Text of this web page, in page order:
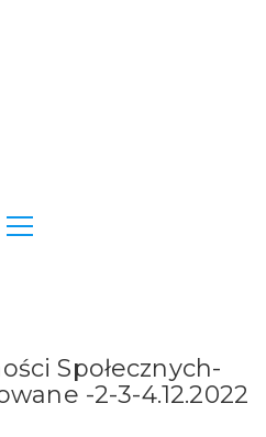
Społecznych-
-2-3-4.12.2022